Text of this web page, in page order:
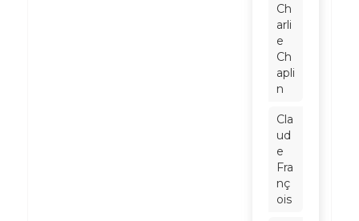
Ch
arli
e
Ch
apli
n
Cla
ud
e
Fra
nç
ois